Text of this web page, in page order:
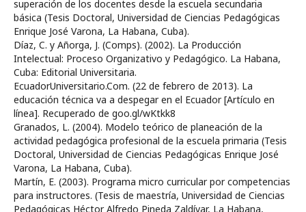
superación de los docentes desde la escuela secundaria
básica (Tesis Doctoral, Universidad de Ciencias Pedagógicas
Enrique José Varona, La Habana, Cuba).
Díaz, C. y Añorga, J. (Comps). (2002). La Producción
Intelectual: Proceso Organizativo y Pedagógico. La Habana,
Cuba: Editorial Universitaria.
EcuadorUniversitario.Com. (22 de febrero de 2013). La
educación técnica va a despegar en el Ecuador [Artículo en
línea]. Recuperado de goo.gl/wKtkk8
Granados, L. (2004). Modelo teórico de planeación de la
actividad pedagógica profesional de la escuela primaria (Tesis
Doctoral, Universidad de Ciencias Pedagógicas Enrique José
Varona, La Habana, Cuba).
Martín, E. (2003). Programa micro curricular por competencias
para instructores. (Tesis de maestría, Universidad de Ciencias
Pedagógicas Héctor Alfredo Pineda Zaldívar, La Habana,